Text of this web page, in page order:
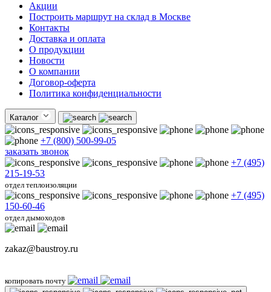
Акции
Построить маршрут на склад в Москве
Контакты
Доставка и оплата
О продукции
Новости
О компании
Договор-оферта
Политика конфиденциальности
Каталог
+7 (800) 500-99-05
заказать звонок
+7 (495)
215-19-53
отдел теплоизоляции
+7 (495)
150-60-46
отдел дымоходов
zakaz@baustroy.ru
копировать почту